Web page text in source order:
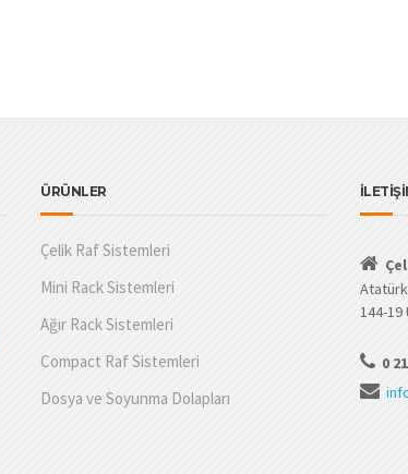
ÜRÜNLER
Çelik Raf Sistemleri
Mini Rack Sistemleri
Ağır Rack Sistemleri
Compact Raf Sistemleri
Dosya ve Soyunma Dolapları
144-
0